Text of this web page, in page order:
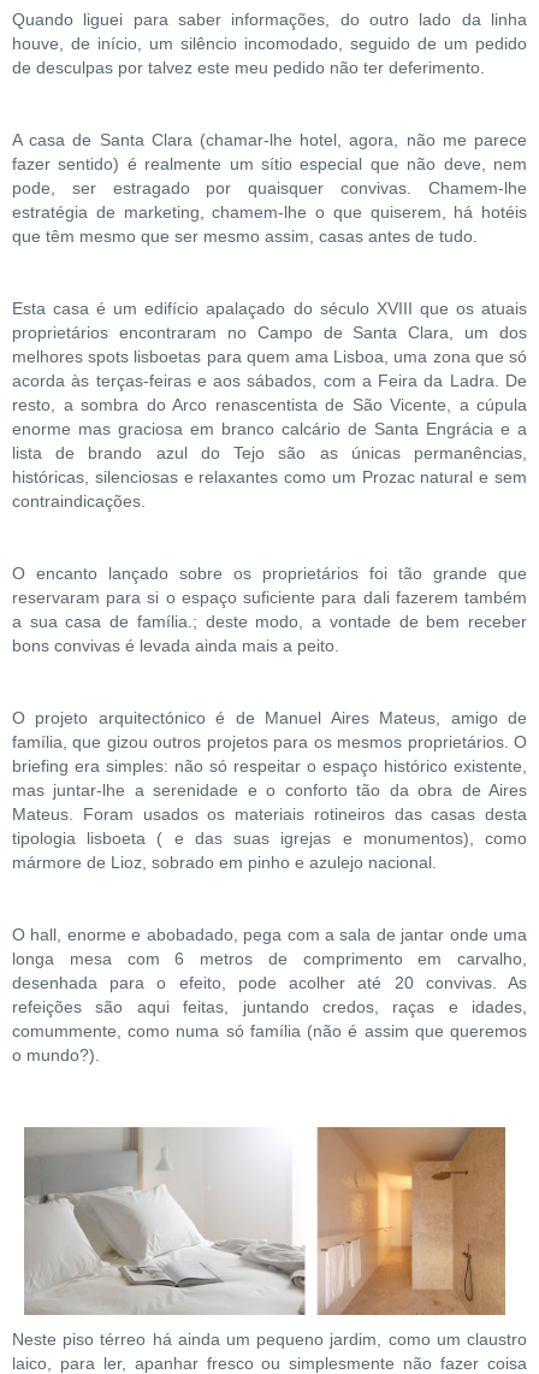
Quando liguei para saber informações, do outro lado da linha
houve, de início, um silêncio incomodado, seguido de um pedido
de desculpas por talvez este meu pedido não ter deferimento.
A casa de Santa Clara (chamar-lhe hotel, agora, não me parece
fazer sentido) é realmente um sítio especial que não deve, nem
pode, ser estragado por quaisquer convivas. Chamem-lhe
estratégia de marketing, chamem-lhe o que quiserem, há hotéis
que têm mesmo que ser mesmo assim, casas antes de tudo.
Esta casa é um edifício apalaçado do século XVIII que os atuais
proprietários encontraram no Campo de Santa Clara, um dos
melhores spots lisboetas para quem ama Lisboa, uma zona que só
acorda às terças-feiras e aos sábados, com a Feira da Ladra. De
resto, a sombra do Arco renascentista de São Vicente, a cúpula
enorme mas graciosa em branco calcário de Santa Engrácia e a
lista de brando azul do Tejo são as únicas permanências,
históricas, silenciosas e relaxantes como um Prozac natural e sem
contraindicações.
O encanto lançado sobre os proprietários foi tão grande que
reservaram para si o espaço suficiente para dali fazerem também
a sua casa de família.; deste modo, a vontade de bem receber
bons convivas é levada ainda mais a peito.
O projeto arquitectónico é de Manuel Aires Mateus, amigo de
família, que gizou outros projetos para os mesmos proprietários. O
briefing era simples: não só respeitar o espaço histórico existente,
mas juntar-lhe a serenidade e o conforto tão da obra de Aires
Mateus. Foram usados os materiais rotineiros das casas desta
tipologia lisboeta ( e das suas igrejas e monumentos), como
mármore de Lioz, sobrado em pinho e azulejo nacional.
O hall, enorme e abobadado, pega com a sala de jantar onde uma
longa mesa com 6 metros de comprimento em carvalho,
desenhada para o efeito, pode acolher até 20 convivas. As
refeições são aqui feitas, juntando credos, raças e idades,
comummente, como numa só família (não é assim que queremos
o mundo?).
Neste piso térreo há ainda um pequeno jardim, como um claustro
laico, para ler, apanhar fresco ou simplesmente não fazer coisa